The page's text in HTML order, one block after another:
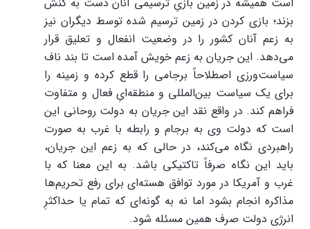
بزند؛ بازی کردن در زمین ترسیم شده توسط دیگران نیز
به زعم آنان کشور را در وضعیت انفعال و تعلیق قرار
می‌دهد. این جریان به زعم خویش آمده است تا بند ناف
سیاست‌ورزی اصطلاحاً برجامی را قطع کرده و زمینه را
برای یک سیاست بین‌المللی و منطقه‌ایِ فعال و متفاوت
فراهم کند. در واقع نقد این جریان به دولت روحانی این
است که دولت وی به برجام و رابطه با غرب به صورت
راهبردی نگاه می‌کند، در حالی که به زعم این جریان،
باید این نگاه صرفاً تاکتیکی باشد. به این معنا که با
غرب و آمریکا در مورد توافق هسته‌ای برای رفع تحریم‌ها
مذاکره انجام بشود اما نه به گونه‌ای که تمام یا حداکثرِ
انرژی دولت صرف همین مسئله شود.